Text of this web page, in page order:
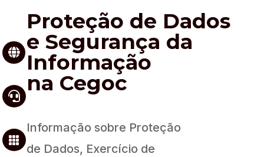



Proteção de Dados
e Segurança da
Informação
na Cegoc
Informação sobre Proteção
de Dados, Exercício de